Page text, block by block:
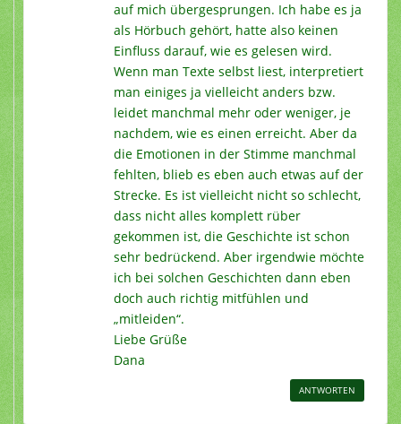
auf mich übergesprungen. Ich habe es ja
als Hörbuch gehört, hatte also keinen
Einfluss darauf, wie es gelesen wird.
Wenn man Texte selbst liest, interpretiert
man einiges ja vielleicht anders bzw.
leidet manchmal mehr oder weniger, je
nachdem, wie es einen erreicht. Aber da
die Emotionen in der Stimme manchmal
fehlten, blieb es eben auch etwas auf der
Strecke. Es ist vielleicht nicht so schlecht,
dass nicht alles komplett rüber
gekommen ist, die Geschichte ist schon
sehr bedrückend. Aber irgendwie möchte
ich bei solchen Geschichten dann eben
doch auch richtig mitfühlen und
„mitleiden“.
Liebe Grüße
Dana
ANTWORTEN